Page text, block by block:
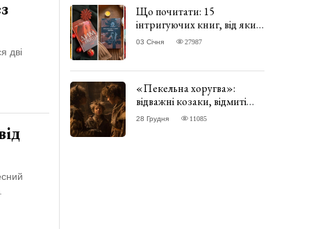
дві
Що почитати: 15
інтригуючих книг, від яких
важко відірватись. ФОТО
03 Січня 27987
«Пекельна хоругва»:
відважні козаки, відмиті
чорти та відчайдушний
28 Грудня 11085